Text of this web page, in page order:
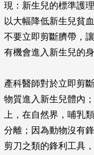
現：新生兒的標準護
以大幅降低新生兒貧
不要立即剪斷臍帶，
有機會進入新生兒的身
產科醫師對於立即剪
物質進入新生兒體內
上，在自然界，哺乳
分離；因為動物沒有
剪刀之類的鋒利工具